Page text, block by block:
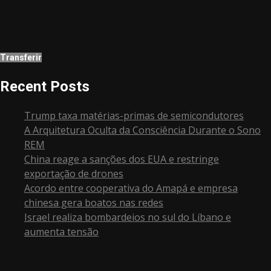
Transferir
Recent Posts
Trump taxa matérias-primas de semicondutores
A Arquitetura Oculta da Consciência Durante o Sono
REM
China reage a sanções dos EUA e restringe
exportação de drones
Acordo entre cooperativa do Amapá e empresa
chinesa gera boatos nas redes
Israel realiza bombardeios no sul do Líbano e
aumenta tensão